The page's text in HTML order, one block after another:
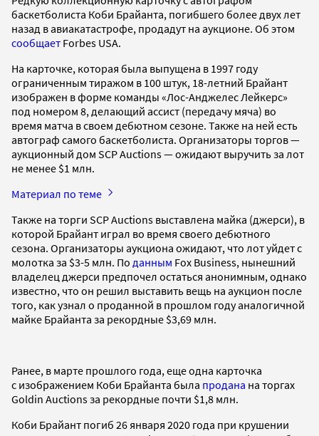
баскетболиста Коби Брайанта, погибшего более двух лет
назад в авиакатастрофе, продадут на аукционе. Об этом
сообщает Forbes USA.
На карточке, которая была выпущена в 1997 году
ограниченным тиражом в 100 штук, 18-летний Брайант
изображен в форме команды «Лос-Анджелес Лейкерс»
под номером 8, делающий ассист (передачу мяча) во
время матча в своем дебютном сезоне. Также на ней есть
автограф самого баскетболиста. Организаторы торгов —
аукционный дом SCP Auctions — ожидают выручить за лот
не менее $1 млн.
Материал по теме
Также на торги SCP Auctions выставлена майка (джерси), в
которой Брайант играл во время своего дебютного
сезона. Организаторы аукциона ожидают, что лот уйдет с
молотка за $3-5 млн. По данным Fox Business, нынешний
владелец джерси предпочел остаться анонимным, однако
известно, что он решил выставить вещь на аукцион после
того, как узнал о проданной в прошлом году аналогичной
майке Брайанта за рекордные $3,69 млн.
Ранее, в марте прошлого года, еще одна карточка
с изображением Коби Брайанта была продана на торгах
Goldin Auctions за рекордные почти $1,8 млн.
Коби Брайант погиб 26 января 2020 года при крушении